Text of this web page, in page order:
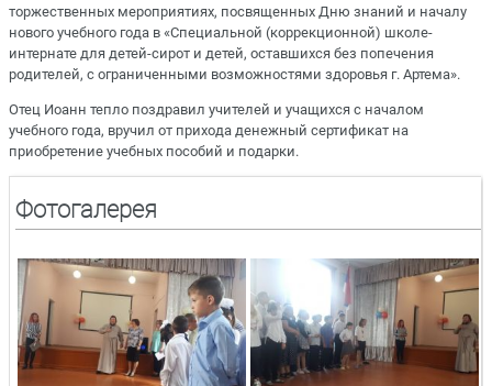
торжественных мероприятиях, посвященных Дню знаний и началу
нового учебного года в «Специальной (коррекционной) школе-
интернате для детей-сирот и детей, оставшихся без попечения
родителей, с ограниченными возможностями здоровья г. Артема».
Отец Иоанн тепло поздравил учителей и учащихся с началом
учебного года, вручил от прихода денежный сертификат на
приобретение учебных пособий и подарки.
Фотогалерея